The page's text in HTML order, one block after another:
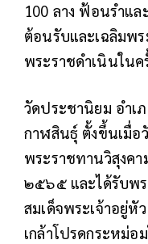
100 ลาง ฟ้อนรำแล
ต้อนรับและเฉลิมพร
พระราชดำเนินในค
วัดประชานิยม อำเ
กาฬสินธุ์ ตั้งขึ้นเมื่อ
พระราชทานวิสุงค
๒๕๖๕ และได้รับพ
สมเด็จพระเจ้าอยู่หั
เกล้าโปรดกระหม่